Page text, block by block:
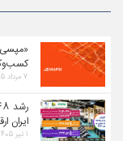
۷ مرداد ۱۴۰۵ ساعت ۰۹:۲۸
ایران
۱ تیر ۱۴۰۵ ساعت ۱۰:۰۸